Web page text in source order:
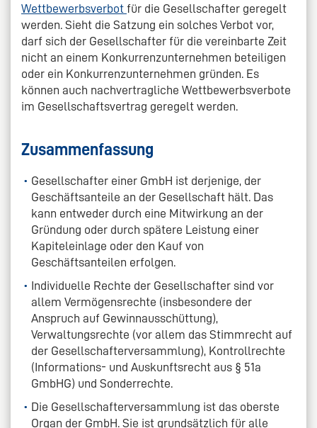
Wettbewerbsverbot für die Gesellschafter geregelt
werden. Sieht die Satzung ein solches Verbot vor,
darf sich der Gesellschafter für die vereinbarte Zeit
nicht an einem Konkurrenzunternehmen beteiligen
oder ein Konkurrenzunternehmen gründen. Es
können auch nachvertragliche Wettbewerbsverbote
im Gesellschaftsvertrag geregelt werden.
Zusammenfassung
Gesellschafter einer GmbH ist derjenige, der
Geschäftsanteile an der Gesellschaft hält. Das
kann entweder durch eine Mitwirkung an der
Gründung oder durch spätere Leistung einer
Kapiteleinlage oder den Kauf von
Geschäftsanteilen erfolgen.
Individuelle Rechte der Gesellschafter sind vor
allem Vermögensrechte (insbesondere der
Anspruch auf Gewinnausschüttung),
Verwaltungsrechte (vor allem das Stimmrecht auf
der Gesellschafterversammlung), Kontrollrechte
(Informations- und Auskunftsrecht aus § 51a
GmbHG) und Sonderrechte.
Die Gesellschafterversammlung ist das oberste
Organ der GmbH. Sie ist grundsätzlich für alle